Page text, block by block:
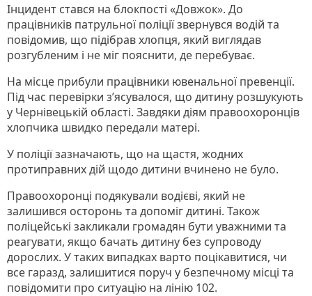
Інцидент стався на блокпості «Довжок». До
працівників патрульної поліції звернувся водій та
повідомив, що підібрав хлопця, який виглядав
розгубленим і не міг пояснити, де перебуває.
На місце прибули працівники ювенальної превенції.
Під час перевірки з’ясувалося, що дитину розшукують
у Чернівецькій області. Завдяки діям правоохоронців
хлопчика швидко передали матері.
У поліції зазначають, що на щастя, жодних
протиправних дій щодо дитини вчинено не було.
Правоохоронці подякували водієві, який не
залишився осторонь та допоміг дитині. Також
поліцейські закликали громадян бути уважними та
реагувати, якщо бачать дитину без супроводу
дорослих. У таких випадках варто поцікавитися, чи
все гаразд, залишитися поруч у безпечному місці та
повідомити про ситуацію на лінію 102.